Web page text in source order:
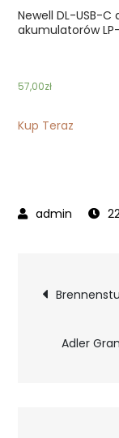
Newell DL-USB-C
akumulatorów LP-
57,00zł
Kup Teraz
Adler